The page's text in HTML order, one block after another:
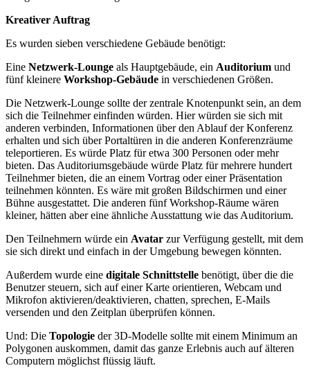
Kreativer Auftrag
Es wurden sieben verschiedene Gebäude benötigt:
Eine Netzwerk-Lounge als Hauptgebäude, ein Auditorium und
fünf kleinere Workshop-Gebäude in verschiedenen Größen.
Die Netzwerk-Lounge sollte der zentrale Knotenpunkt sein, an dem
sich die Teilnehmer einfinden würden. Hier würden sie sich mit
anderen verbinden, Informationen über den Ablauf der Konferenz
erhalten und sich über Portaltüren in die anderen Konferenzräume
teleportieren. Es würde Platz für etwa 300 Personen oder mehr
bieten. Das Auditoriumsgebäude würde Platz für mehrere hundert
Teilnehmer bieten, die an einem Vortrag oder einer Präsentation
teilnehmen könnten. Es wäre mit großen Bildschirmen und einer
Bühne ausgestattet. Die anderen fünf Workshop-Räume wären
kleiner, hätten aber eine ähnliche Ausstattung wie das Auditorium.
Den Teilnehmern würde ein Avatar zur Verfügung gestellt, mit dem
sie sich direkt und einfach in der Umgebung bewegen könnten.
Außerdem wurde eine digitale Schnittstelle benötigt, über die die
Benutzer steuern, sich auf einer Karte orientieren, Webcam und
Mikrofon aktivieren/deaktivieren, chatten, sprechen, E-Mails
versenden und den Zeitplan überprüfen können.
Und: Die Topologie der 3D-Modelle sollte mit einem Minimum an
Polygonen auskommen, damit das ganze Erlebnis auch auf älteren
Computern möglichst flüssig läuft.